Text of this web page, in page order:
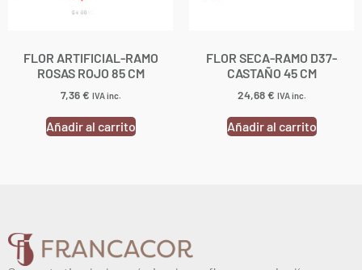
FLOR ARTIFICIAL-RAMO
ROSAS ROJO 85 CM
7,36€ IVA inc.
Añadir al carrito
FLOR SECA-RAMO D37-
CASTAÑO 45 CM
24,68€ IVA inc.
Añadir al carrito